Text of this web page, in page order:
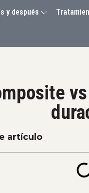
y después
artículo